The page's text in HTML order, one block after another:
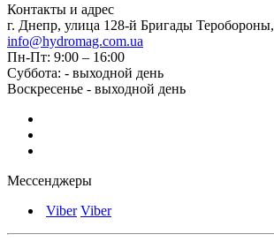
Контакты и адрес
г. Днепр, улица 128-й Бригады
info@hydromag.com.ua
Пн-Пт: 9:00 – 16:00
Суббота: - выходной день
Воскресенье - выходной день
Мессенджеры
Viber Viber